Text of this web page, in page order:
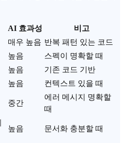
AI 효과성
비고
매우 높음 반복 패턴 있는 코드
높음
스펙이 명확할 때
높음
기존 코드 기반
높음 컨텍스트 있을 때
중간
에러 메시지 명확할
때
높음 문서화 충분할 때